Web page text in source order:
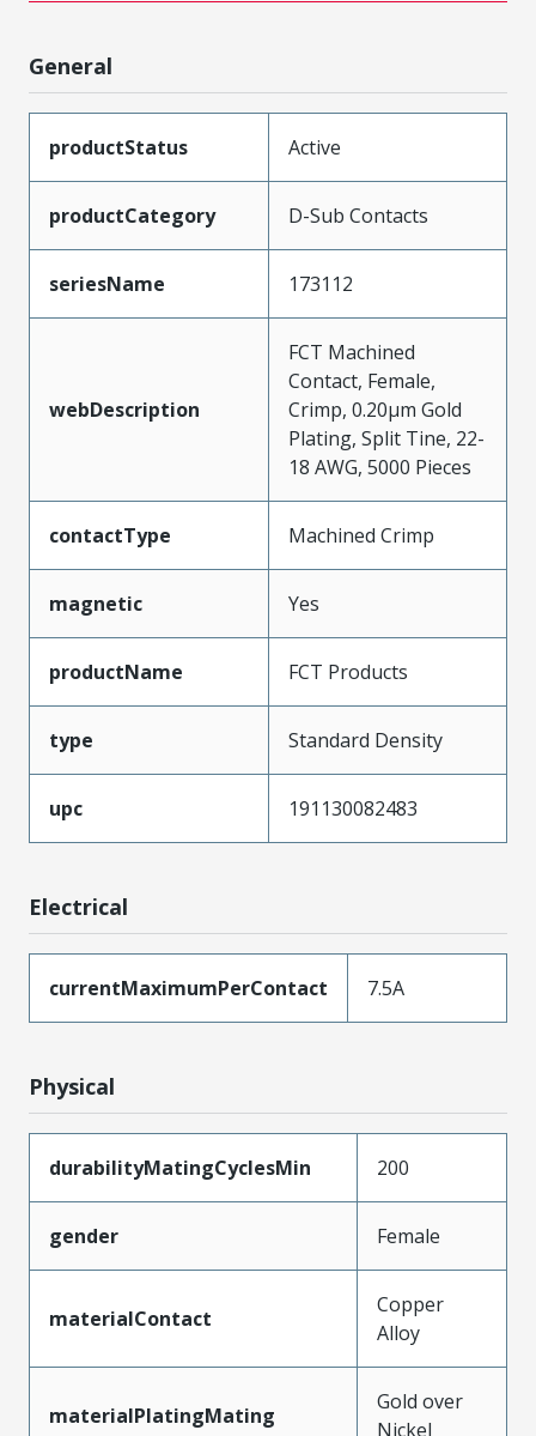
General
productStatus Active
productCategory D-Sub Contacts
seriesName 173112
webDescription
FCT Machined
Contact, Female,
Crimp, 0.20µm Gold
Plating, Split Tine, 22-
18 AWG, 5000 Pieces
contactType Machined Crimp
magnetic Yes
productName FCT Products
type Standard Density
upc 191130082483
Electrical
currentMaximumPerContact 7.5A
Physical
durabilityMatingCyclesMin 200
gender Female
materialContact
Copper
Alloy
materialPlatingMating
Gold over
Nickel